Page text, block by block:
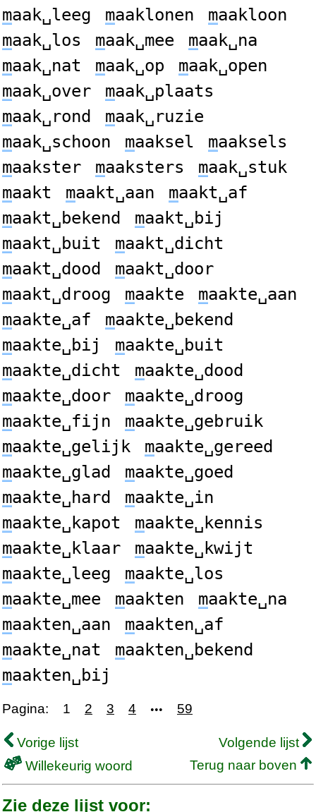
maak␣leeg maaklonen maakloon
maak␣los maak␣mee maak␣na
maak␣nat maak␣op maak␣open
maak␣over maak␣plaats
maak␣rond maak␣ruzie
maak␣schoon maaksel maaksels
maakster maaksters maak␣stuk
maakt maakt␣aan maakt␣af
maakt␣bekend maakt␣bij
maakt␣buit maakt␣dicht
maakt␣dood maakt␣door
maakt␣droog maakte maakte␣aan
maakte␣af maakte␣bekend
maakte␣bij maakte␣buit
maakte␣dicht maakte␣dood
maakte␣door maakte␣droog
maakte␣fijn maakte␣gebruik
maakte␣gelijk maakte␣gereed
maakte␣glad maakte␣goed
maakte␣hard maakte␣in
maakte␣kapot maakte␣kennis
maakte␣klaar maakte␣kwijt
maakte␣leeg maakte␣los
maakte␣mee maakten maakte␣na
maakten␣aan maakten␣af
maakte␣nat maakten␣bekend
maakten␣bij
Pagina: 1 2 3 4 ••• 59
Vorige lijst
Volgende lijst
Willekeurig woord
Terug naar boven
Zie deze lijst voor: